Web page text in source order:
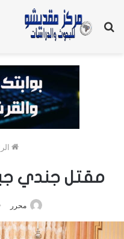
بحث
مقتل جندي
محرر